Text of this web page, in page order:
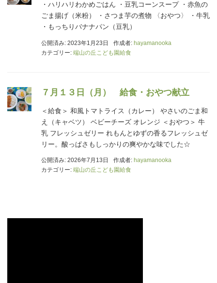
・ハリハリわかめごはん ・豆乳コーンスープ ・赤魚の
ごま揚げ（米粉） ・さつま芋の煮物 〈おやつ〉 ・牛乳
・もっちりバナナパン（豆乳）
公開済み: 2023年1月23日 作成者: hayamanooka
カテゴリー: 端山の丘こども園給食
７月１３日（月） 給食・おやつ献立
＜給食＞ 和風トマトライス（カレー） やさいのごま和
え（キャベツ） ベビーチーズ オレンジ ＜おやつ＞ 牛
乳 フレッシュゼリー れもんとゆずの香るフレッシュゼ
リー。酸っぱさもしっかりの爽やかな味でした☆
公開済み: 2026年7月13日 作成者: hayamanooka
カテゴリー: 端山の丘こども園給食